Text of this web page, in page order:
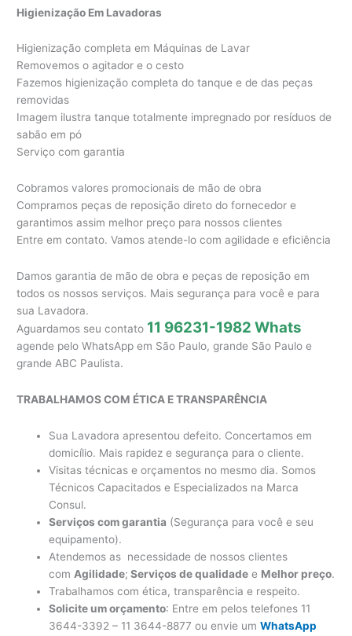
Higienização Em Lavadoras
Higienização completa em Máquinas de Lavar
Removemos o agitador e o cesto
Fazemos higienização completa do tanque e de das peças
removidas
Imagem ilustra tanque totalmente impregnado por resíduos de
sabão em pó
Serviço com garantia
Cobramos valores promocionais de mão de obra
Compramos peças de reposição direto do fornecedor e
garantimos assim melhor preço para nossos clientes
Entre em contato. Vamos atende-lo com agilidade e eficiência
Damos garantia de mão de obra e peças de reposição em
todos os nossos serviços. Mais segurança para você e para
sua Lavadora.
Aguardamos seu contato 11 96231-1982 Whats
agende pelo WhatsApp em São Paulo, grande São Paulo e
grande ABC Paulista.
TRABALHAMOS COM ÉTICA E TRANSPARÊNCIA
Sua Lavadora apresentou defeito. Concertamos em
domicílio. Mais rapidez e segurança para o cliente.
Visitas técnicas e orçamentos no mesmo dia. Somos
Técnicos Capacitados e Especializados na Marca
Consul.
Serviços com garantia (Segurança para você e seu
equipamento).
Atendemos as necessidade de nossos clientes
comAgilidade; Serviços de qualidade e Melhor preço.
Trabalhamos com ética, transparência e respeito.
Solicite um orçamento: Entre em pelos telefones 11
3644-3392 – 11 3644-8877 ou envie umWhatsApp